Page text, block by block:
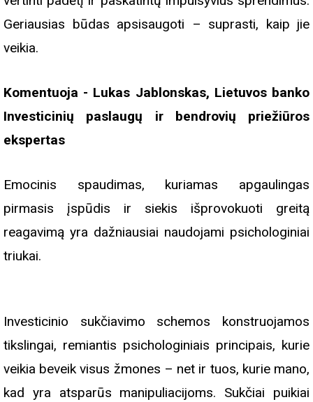
Geriausias būdas apsisaugoti – suprasti, kaip jie
veikia.
Komentuoja - Lukas Jablonskas, Lietuvos banko
Investicinių paslaugų ir bendrovių priežiūros
ekspertas
Emocinis spaudimas, kuriamas apgaulingas
pirmasis įspūdis ir siekis išprovokuoti greitą
reagavimą yra dažniausiai naudojami psichologiniai
triukai.
Investicinio sukčiavimo schemos konstruojamos
tikslingai, remiantis psichologiniais principais, kurie
veikia beveik visus žmones – net ir tuos, kurie mano,
kad yra atsparūs manipuliacijoms. Sukčiai puikiai